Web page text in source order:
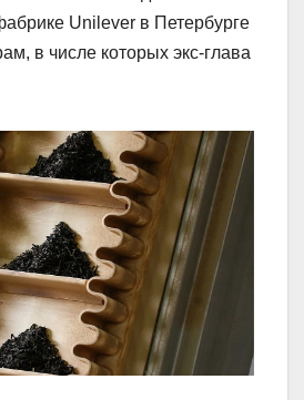
Unilever в Петербурге
в числе которых экс-глава